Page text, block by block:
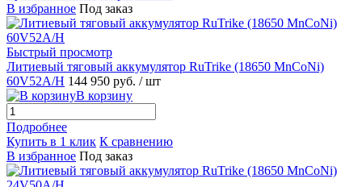
В избранное Под заказ
Быстрый просмотр
Литиевый тяговый аккумулятор RuTrike (18650 MnCoNi)
60V52A/H 144 950 руб. / шт
В корзину
Подробнее
Купить в 1 клик К сравнению
В избранное Под заказ